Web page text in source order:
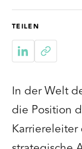
TEILEN
In der Welt
die Position